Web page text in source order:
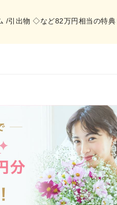
引出物 ◇など82万円相当の特典